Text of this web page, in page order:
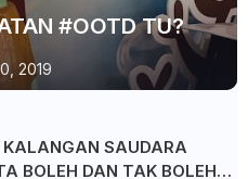
#OOTD TU?
2019
SAUDARA
BOLEH DAN TAK BOLEH